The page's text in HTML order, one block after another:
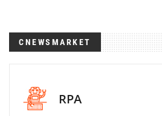
CNEWSMARKET
RPA